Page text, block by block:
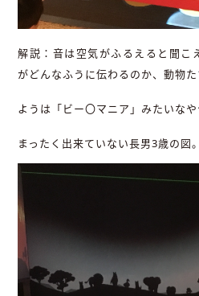
解説：音は空気がふるえると聞こ
がどんなふうに伝わるのか、動物
ようは「ビー〇マニア」みたいなや
まったく出来ていない長男3歳の図。